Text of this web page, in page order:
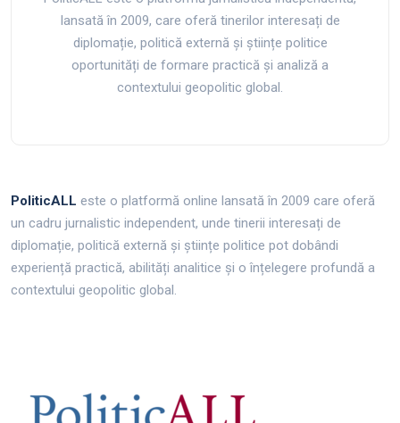
lansată în 2009, care oferă tinerilor interesați de
diplomație, politică externă și științe politice
oportunități de formare practică și analiză a
contextului geopolitic global.
PoliticALL este o platformă online lansată în 2009 care oferă
un cadru jurnalistic independent, unde tinerii interesați de
diplomație, politică externă și științe politice pot dobândi
experiență practică, abilități analitice și o înțelegere profundă a
contextului geopolitic global.